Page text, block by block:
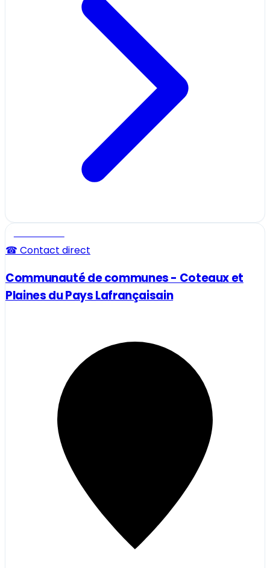
☎ Contact direct
Communauté de communes - Coteaux et
Plaines du Pays Lafrançaisain